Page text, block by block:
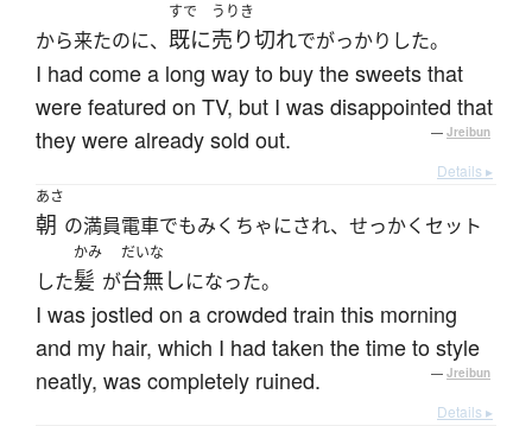
から来たのに、
すで
既に
うりき
売り切れでがっかりした。
I had come a long way to buy the sweets that
were featured on TV, but I was disappointed that
they were already sold out.
— Jreibun
Details ▸
あさ
朝 の満員電車でもみくちゃにされ、せっかくセット
した
かみ
髪 が
だいな
台無しになった。
I was jostled on a crowded train this morning
and my hair, which I had taken the time to style
neatly, was completely ruined.
— Jreibun
Details ▸